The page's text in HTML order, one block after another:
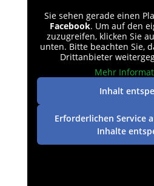
Sie sehen gerade einen
Facebook. Um auf den
zuzugreifen, klicken Sie
unten. Bitte beachten Sie,
Drittanbieter
Mehr
Inhalt
Erforderlichen Service
Inhalte